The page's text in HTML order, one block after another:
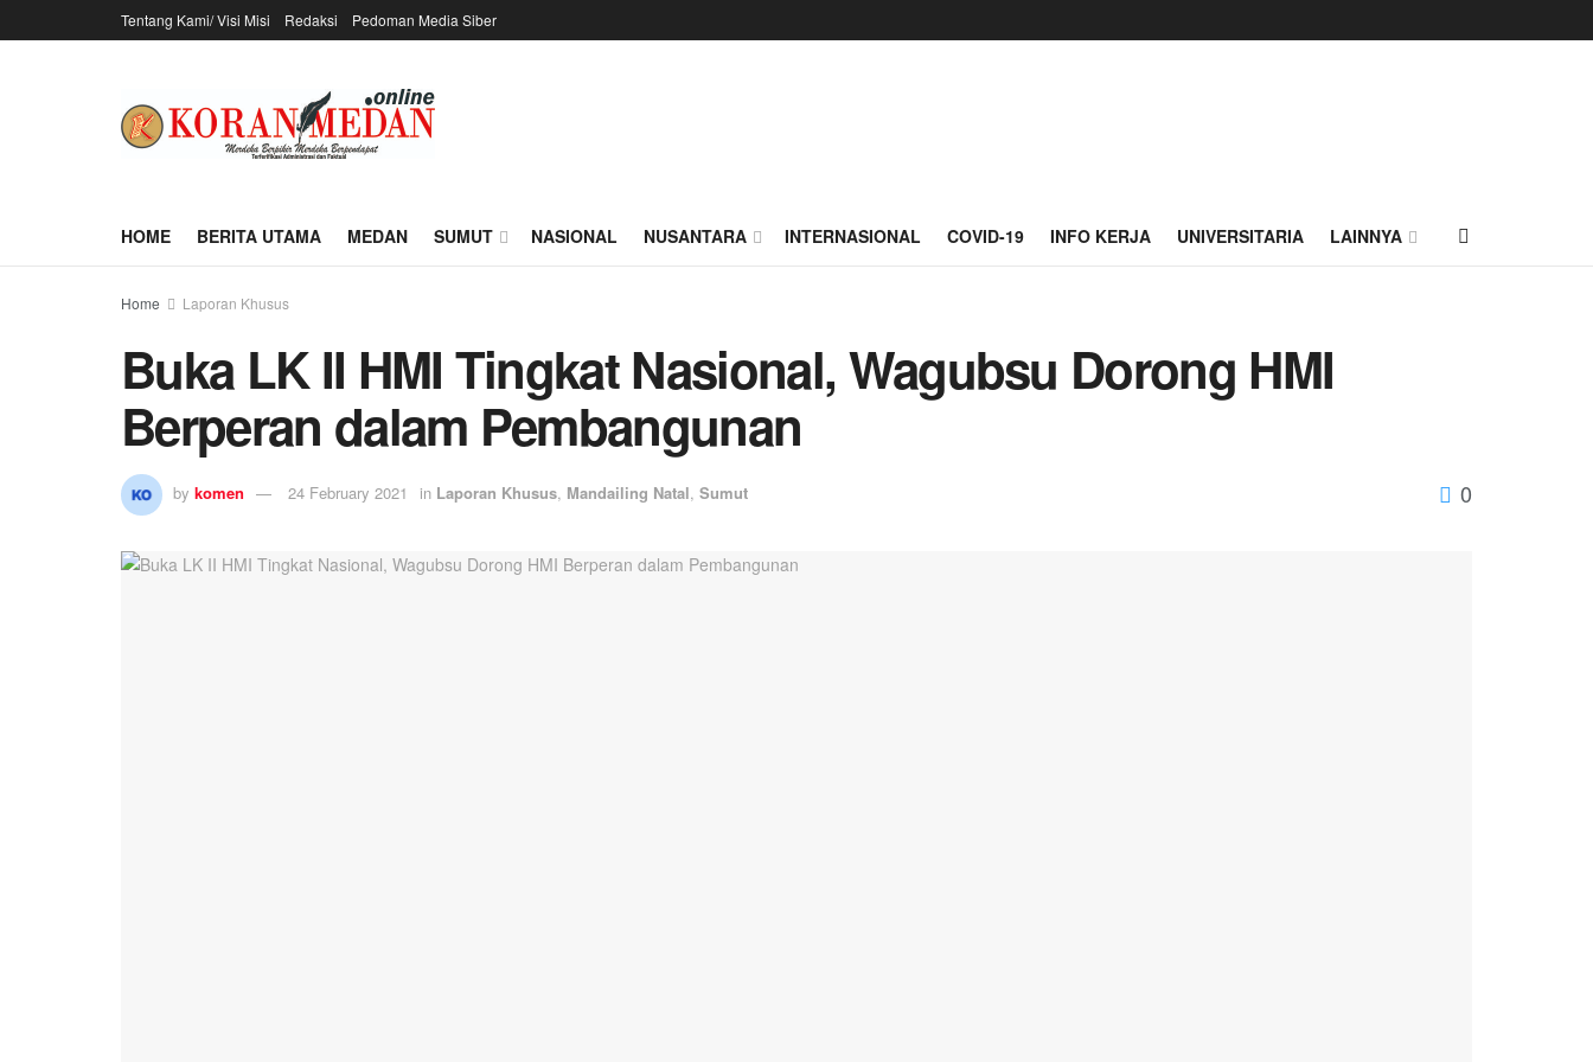
Tentang Kami/ Visi Misi Redaksi Pedoman Media Siber
HOME BERITA UTAMA MEDAN SUMUT NASIONAL NUSANTARA INTERNASIONAL COVID-19 INFO KERJA UNIVERSITARIA LAINNYA
Home Laporan Khusus
Buka LK II HMI Tingkat Nasional, Wagubsu Dorong HMI
Berperan dalam Pembangunan
by komen 24 February 2021 in Laporan Khusus, Mandailing Natal, Sumut 0